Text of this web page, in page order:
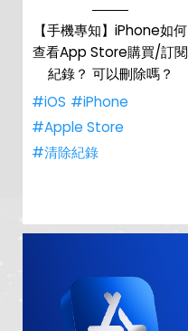
【手機專知】iPhone如何
查看App Store購買/訂閱
紀錄？ 可以刪除嗎？
#iOS #iPhone
#Apple Store
#清除紀錄